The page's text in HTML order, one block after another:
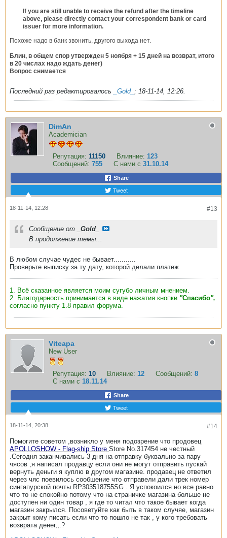
If you are still unable to receive the refund after the timeline
above, please directly contact your correspondent bank or card
issuer for more information.
Похоже надо в банк звонить, другого выхода нет.
Блин, в общем спор утвержден 5 ноября + 15 дней на возврат, итого
в 20 числах надо ждать денег)
Вопрос снимается
Последний раз редактировалось _Gold_ ; 18-11-14, 12:26
DimAn
Academician
Репутация: 11150 Влияние: 123
Сообщений: 755 С нами с 31.10.14
Share
Tweet
#13
18-11-14, 12:28
Сообщение от
_Gold_
В продолжение темы...
В любом случае чудес не бывает...........
Проверьте выписку за ту дату, которой делали платеж.
1. Всё сказанное является моим сугубо личным мнением.
2. Благодарность принимается в виде нажатия кнопки "Спасибо",
согласно пункту 1.8 правил форума.
Viteapa
New User
Репутация: 10 Влияние: 12 Сообщений: 8
С нами с 18.11.14
Share
Tweet
#14
18-11-14, 20:38
Помогите советом ,возникло у меня подозрение что продовец
APOLLOSHOW - Flag-ship Store Store No.317454 не честный
.Сегодня заканчивались 3 дня на отправку буквально за пару
чясов ,я написал продавцу если они не могут отправить пускай
вернуть деньги я куплю в другом магазине. продавец не ответил
через чяс поевилось сообшение что отправели дали трек номер
сингапурской почты RP303518755SG . Я успокоился но все равно
что то не спокойно потому что на страничке магазина больше не
доступен ни один товар , я где то читал что такое бывает когда
магазин закрылся. Посоветуйте как быть в таком случяе, магазин
закрыт кому писать если что то пошло не так , у кого требовать
возврата денег,,.?